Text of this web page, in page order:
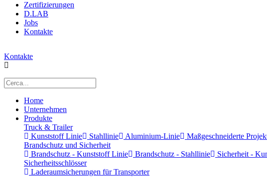
Zertifizierungen
D.LAB
Jobs
Kontakte
Kontakte
Home
Unternehmen
Produkte
Truck & Trailer
Kunststoff Linie
Stahllinie Aluminium-Linie Maßgeschneiderte
Brandschutz und Sicherheit
Brandschutz - Kunststoff Linie
Brandschutz - Stahllinie Sicherheit -
Sicherheitsschlösser
Laderaumsicherungen für Transporter